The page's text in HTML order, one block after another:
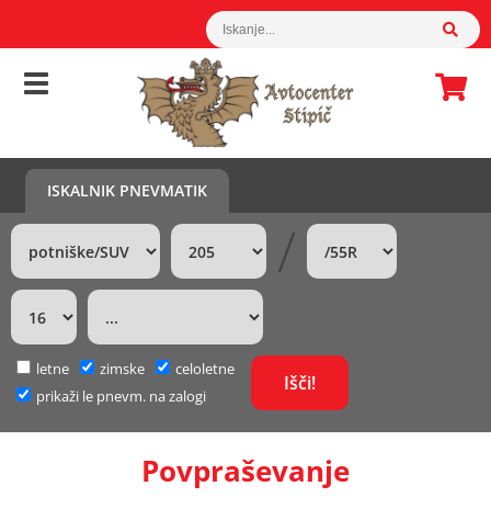
ISKALNIK PNEVMATIK
/
letne zimske
celoletne
prikaži le pnevm. na zalogi
Povpraševanje